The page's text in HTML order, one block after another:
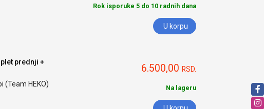
Rok isporuke 5 do 10 radnih dana
U korpu
prednji +
(Team HEKO)
6.500,00 RSD.
Na lageru